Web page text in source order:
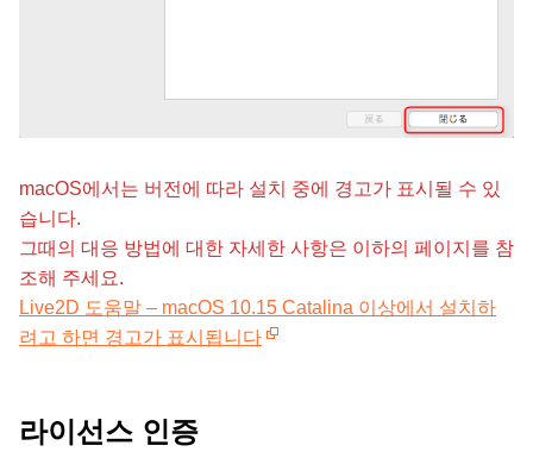
macOS에서는 버전에 따라 설치 중에 경고가 표시될 수 있
습니다.
그때의 대응 방법에 대한 자세한 사항은 이하의 페이지를 참
조해 주세요.
Live2D 도움말 – macOS 10.15 Catalina 이상에서 설치하
려고 하면 경고가 표시됩니다
라이선스 인증